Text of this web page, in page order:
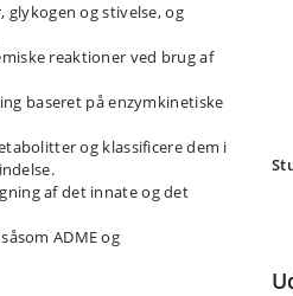
og stivelse, og
reaktioner ved brug af
baseret på enzymkinetiske
og klassificere dem i
af det innate og det
ADME og